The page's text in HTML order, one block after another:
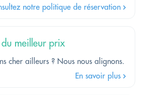
notre politique de réservation
meilleur prix
cher ailleurs ? Nous nous alignons.
En savoir plus